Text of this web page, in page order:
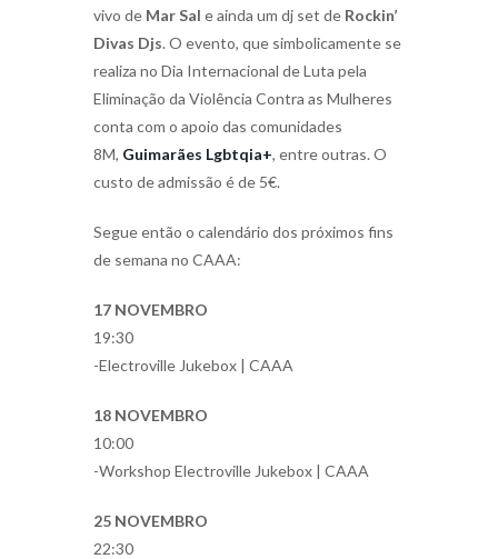
vivo de Mar Sal e ainda um dj set de Rockin’
Divas Djs. O evento, que simbolicamente se
realiza no Dia Internacional de Luta pela
Eliminação da Violência Contra as Mulheres
conta com o apoio das comunidades
8M, Guimarães Lgbtqia+, entre outras. O
custo de admissão é de 5€.
Segue então o calendário dos próximos fins
de semana no CAAA:
17 NOVEMBRO
19:30
-Electroville Jukebox | CAAA
18 NOVEMBRO
10:00
-Workshop Electroville Jukebox | CAAA
25 NOVEMBRO
22:30